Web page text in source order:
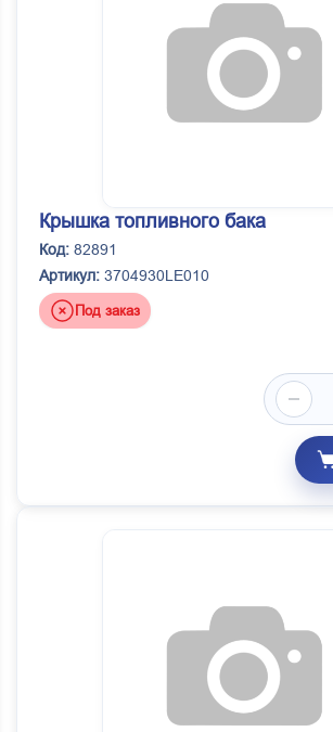
Крышка топливного бака
Код: 82891
Артикул: 3704930LE010
Под заказ